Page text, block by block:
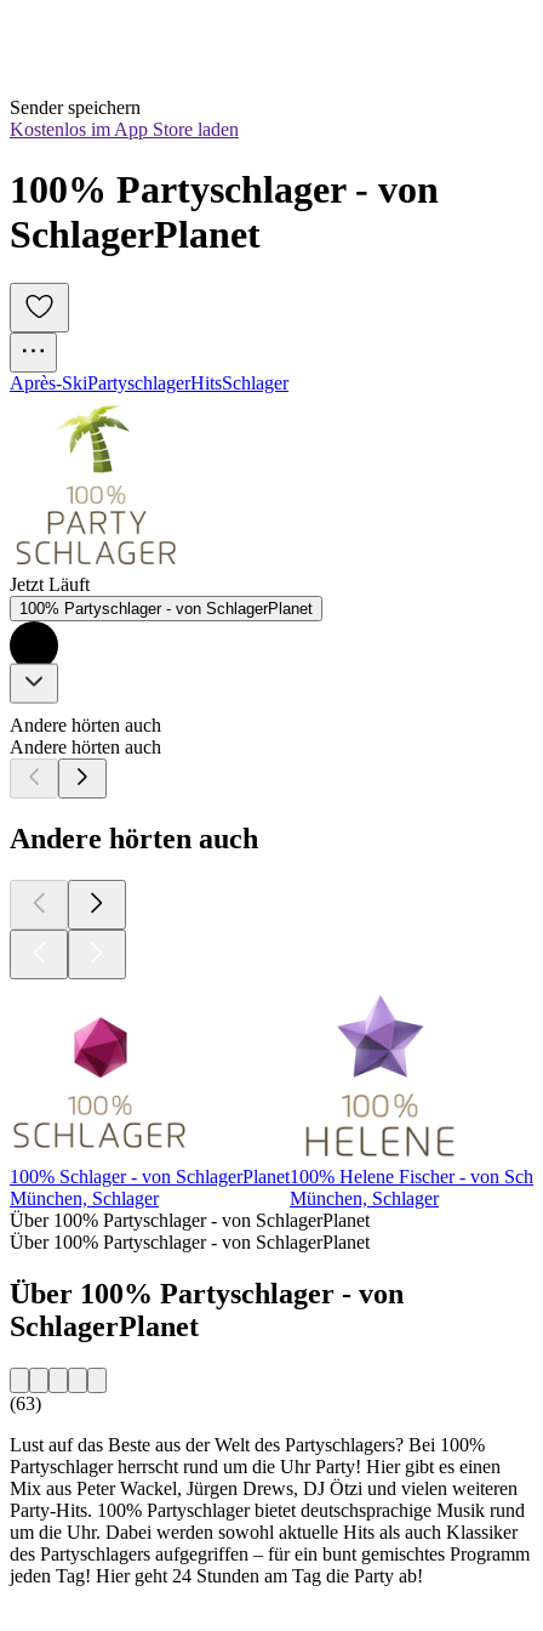
Sender speichern
Kostenlos im App Store laden
100% Partyschlager - von
SchlagerPlanet
Après-SkiPartyschlagerHitsSchlager
Jetzt Läuft
100% Partyschlager - von SchlagerPlanet
Andere hörten auch
Andere hörten auch
Andere hörten auch
100% Schlager - von SchlagerPlanet
München, Schlager
100% Helene Fischer - von
München, Schlager
Über 100% Partyschlager - von SchlagerPlanet
Über 100% Partyschlager - von SchlagerPlanet
Über 100% Partyschlager - von
SchlagerPlanet
(63)
Lust auf das Beste aus der Welt des Partyschlagers? Bei 100%
Partyschlager herrscht rund um die Uhr Party! Hier gibt es einen
Mix aus Peter Wackel, Jürgen Drews, DJ Ötzi und vielen weiteren
Party-Hits. 100% Partyschlager bietet deutschsprachige Musik rund
um die Uhr. Dabei werden sowohl aktuelle Hits als auch Klassiker
des Partyschlagers aufgegriffen – für ein bunt gemischtes Programm
jeden Tag! Hier geht 24 Stunden am Tag die Party ab!